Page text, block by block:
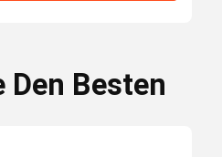
Kasten
teilig/Stücke
Den Besten